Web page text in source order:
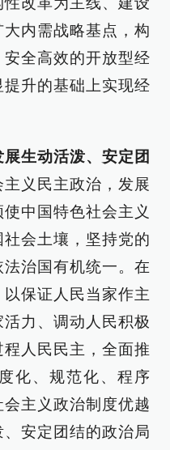
内需战略基点，构
全高效的开放型经
升的基础上实现经
生动活泼、安定团
主义民主政治，发展
中国特色社会主义
会土壤，坚持党的
治国有机统一。在
保证人民当家作主
力、调动人民积极
人民民主，全面推
化、规范化、程序
主义政治制度优越
安定团结的政治局